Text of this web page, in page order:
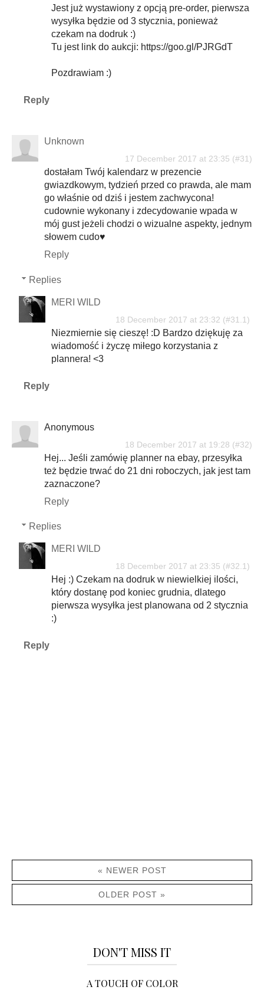
Jest już wystawiony z opcją pre-order, pierwsza
wysyłka będzie od 3 stycznia, ponieważ
czekam na dodruk :)
Tu jest link do aukcji: https://goo.gl/PJRGdT
Pozdrawiam :)
Reply
Unknown
17 December 2017 at 23:35
dostałam Twój kalendarz w prezencie
gwiazdkowym, tydzień przed co prawda, ale mam
go właśnie od dziś i jestem zachwycona!
cudownie wykonany i zdecydowanie wpada w
mój gust jeżeli chodzi o wizualne aspekty, jednym
słowem cudo♥
Reply
Replies
MERI WILD
18 December 2017 at 23:32
Niezmiernie się cieszę! :D Bardzo dziękuję za
wiadomość i życzę miłego korzystania z
plannera! <3
Reply
Anonymous
18 December 2017 at 19:28
Hej... Jeśli zamówię planner na ebay, przesyłka
też będzie trwać do 21 dni roboczych, jak jest tam
zaznaczone?
Reply
Replies
MERI WILD
18 December 2017 at 23:35
Hej :) Czekam na dodruk w niewielkiej ilości,
który dostanę pod koniec grudnia, dlatego
pierwsza wysyłka jest planowana od 2 stycznia
:)
Reply
« NEWER POST
OLDER POST »
DON'T MISS IT
A TOUCH OF COLOR